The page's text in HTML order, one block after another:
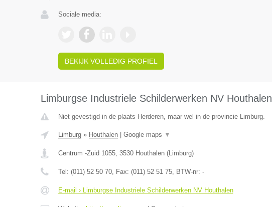
Sociale media:
BEKIJK VOLLEDIG PROFIEL
Limburgse Industriele Schilderwerken NV Houthalen
Niet gevestigd in de plaats Herderen, maar wel in de provincie Limburg.
Limburg» Houthalen| Google maps ▼
Centrum -Zuid 1055, 3530 Houthalen(Limburg)
Tel: (011) 52 50 70, Fax: (011) 52 51 75, BTW-nr: -
E-mail › Limburgse Industriele Schilderwerken NV Houthalen